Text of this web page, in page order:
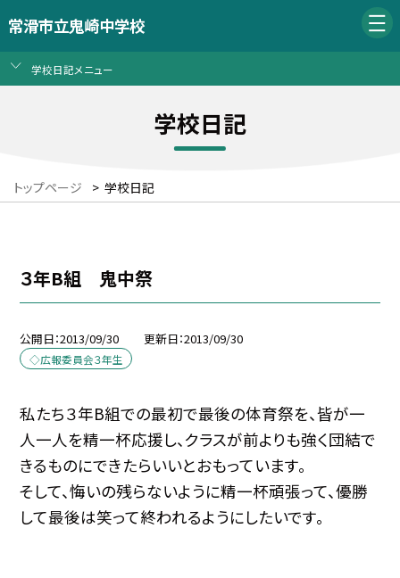
常滑市立鬼崎中学校
学校日記メニュー
学校日記
トップページ > 学校日記
３年B組 鬼中祭
公開日 2013/09/30 更新日 2013/09/30
◇広報委員会３年生
私たち３年B組での最初で最後の体育祭を、皆が一
人一人を精一杯応援し、クラスが前よりも強く団結で
きるものにできたらいいとおもっています。
そして、悔いの残らないように精一杯頑張って、優勝
して最後は笑って終われるようにしたいです。